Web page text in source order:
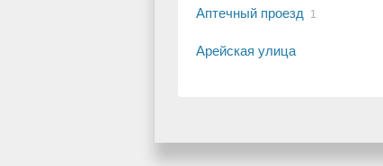
Аптечный проезд 1
Арейская улица